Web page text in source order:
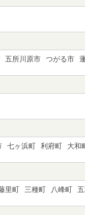
五所川原市 つがる市
七ヶ浜町 利府町 大和
里町 三種町 八峰町